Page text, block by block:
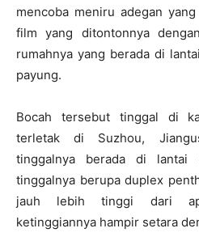
mencoba meniru adegan
film yang ditontonnya
rumahnya yang berada di
payung.
Bocah tersebut tinggal di
terletak di Suzhou,
tinggalnya berada di lantai
tinggalnya berupa duplex
jauh lebih tinggi dari
ketinggiannya hampir setara